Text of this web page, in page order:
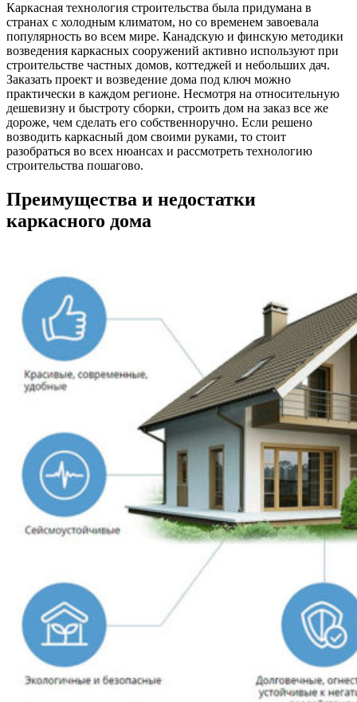
Каркасная технология строительства была придумана в
странах с холодным климатом, но со временем завоевала
популярность во всем мире. Канадскую и финскую методики
возведения каркасных сооружений активно используют при
строительстве частных домов, коттеджей и небольших дач.
Заказать проект и возведение дома под ключ можно
практически в каждом регионе. Несмотря на относительную
дешевизну и быстроту сборки, строить дом на заказ все же
дороже, чем сделать его собственноручно. Если решено
возводить каркасный дом своими руками, то стоит
разобраться во всех нюансах и рассмотреть технологию
строительства пошагово.
Преимущества и недостатки
каркасного дома